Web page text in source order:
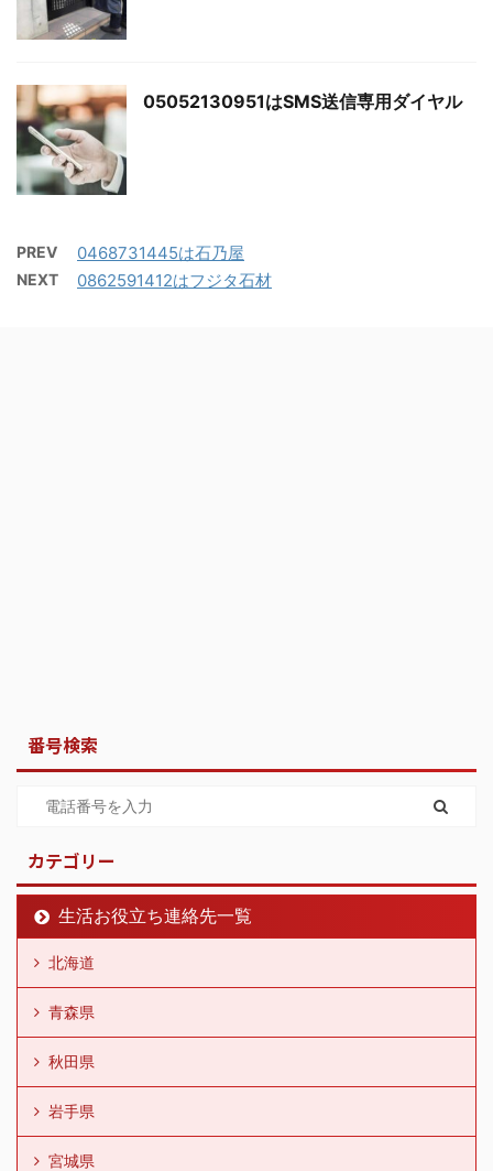
05052130951はSMS送信専用ダイヤル
PREV 0468731445は石乃屋
NEXT 0862591412はフジタ石材
番号検索
カテゴリー
生活お役立ち連絡先一覧
北海道
青森県
秋田県
岩手県
宮城県